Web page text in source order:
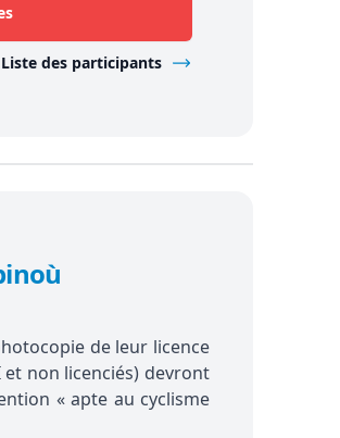
Liste des participants
de leur licence
et non licenciés) devront
« apte au cyclisme